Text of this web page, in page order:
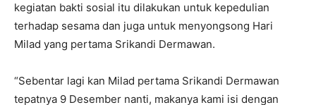
kegiatan bakti sosial itu dilakukan untuk kepedulian
terhadap sesama dan juga untuk menyongsong Hari
Milad yang pertama Srikandi Dermawan.
“Sebentar lagi kan Milad pertama Srikandi Dermawan
tepatnya 9 Desember nanti, makanya kami isi dengan